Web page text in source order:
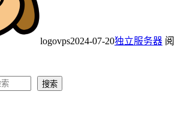
logovps2024-07-20独立服务器 阅
搜索